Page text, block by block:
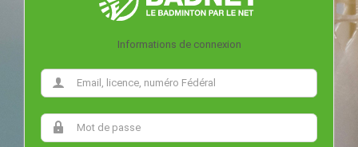
Informations de connexion